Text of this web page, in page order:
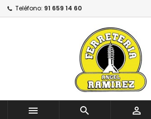
Teléfono: 91 659 14 60
  